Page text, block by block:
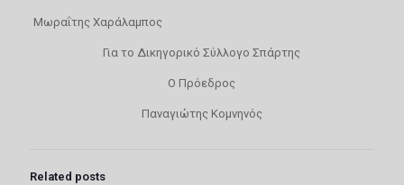
Μωραΐτης Χαράλαμπος
Για το Δικηγορικό Σύλλογο Σπάρτης
Ο Πρόεδρος
Παναγιώτης Κομνηνός
Related posts